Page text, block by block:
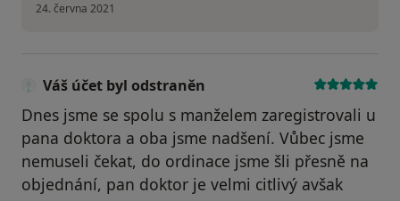
24. června 2021
Váš účet byl odstraněn
Dnes jsme se spolu s manželem zaregistrovali u
pana doktora a oba jsme nadšení. Vůbec jsme
nemuseli čekat, do ordinace jsme šli přesně na
objednání, pan doktor je velmi citlivý avšak